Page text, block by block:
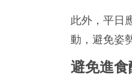
此外，平日
動，避免姿
避免進